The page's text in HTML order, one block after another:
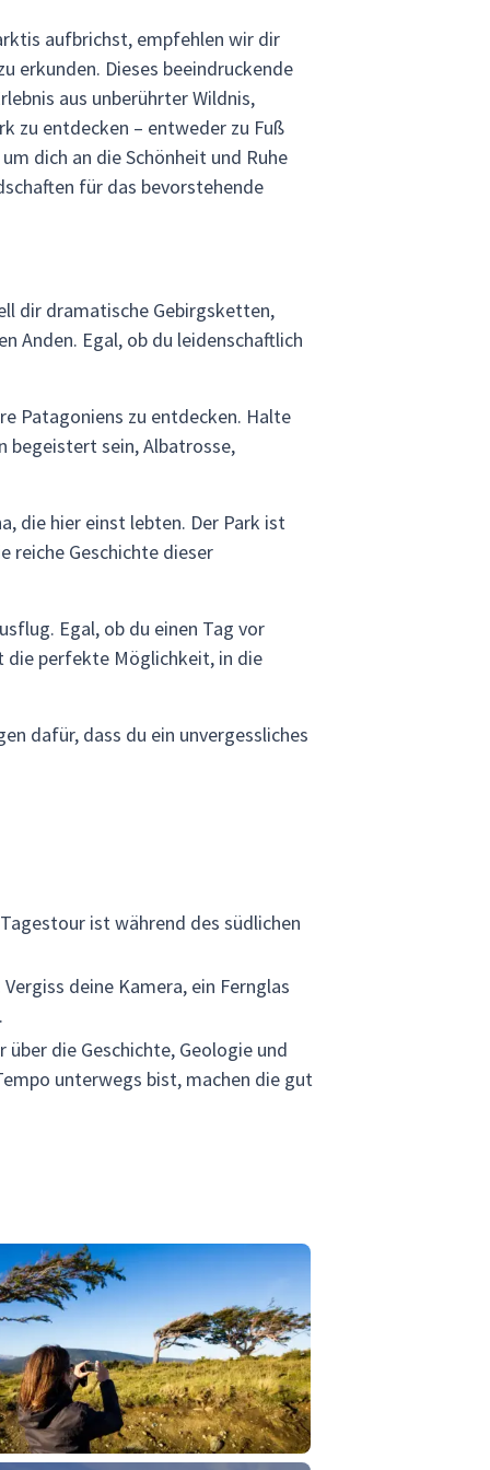
aufbrichst, empfehlen wir dir
erkunden. Dieses beeindruckende
aus unberührter Wildnis,
zu entdecken – entweder zu Fuß
dich an die Schönheit und Ruhe
für das bevorstehende
dir dramatische Gebirgsketten,
Anden. Egal, ob du leidenschaftlich
Patagoniens zu entdecken. Halte
begeistert sein, Albatrosse,
die hier einst lebten. Der Park ist
reiche Geschichte dieser
Egal, ob du einen Tag vor
die perfekte Möglichkeit, in die
dafür, dass du ein unvergessliches
ist während des südlichen
deine Kamera, ein Fernglas
die Geschichte, Geologie und
unterwegs bist, machen die gut